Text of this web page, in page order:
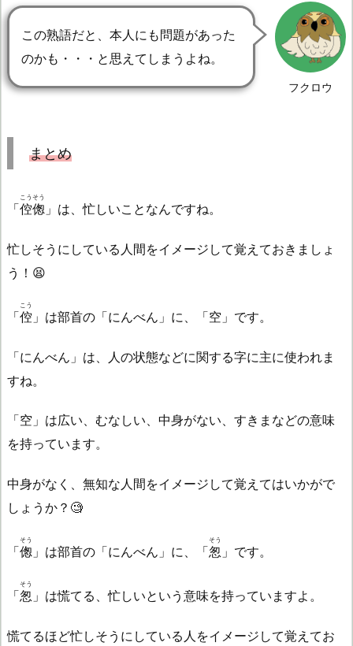
フクロウ
この熟語だと、本人にも問題があった
のかも・・・と思えてしまうよね。
まとめ
「倥偬
こうそう
」は、忙しいことなんですね。
忙しそうにしている人間をイメージして覚えておきましょ
う！😫
「倥
こう
」は部首の「にんべん」に、「空」です。
「にんべん」は、人の状態などに関する字に主に使われま
すね。
「空」は広い、むなしい、中身がない、すきまなどの意味
を持っています。
中身がなく、無知な人間をイメージして覚えてはいかがで
しょうか？🧐
「偬
そう
」は部首の「にんべん」に、「怱
そう
」です。
「怱
そう
」は慌てる、忙しいという意味を持っていますよ。
慌てるほど忙しそうにしている人をイメージして覚えてお